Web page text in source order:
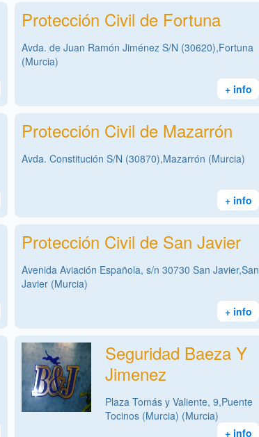
Protección Civil de Fortuna
Avda. de Juan Ramón Jiménez S/N (30620),Fortuna
(Murcia)
+ info
Protección Civil de Mazarrón
Avda. Constitución S/N (30870),Mazarrón (Murcia)
+ info
Protección Civil de San Javier
Avenida Aviación Española, s/n 30730 San Javier,San
Javier (Murcia)
+ info
Seguridad Baeza Y
Jimenez
Plaza Tomás y Valiente, 9,Puente
Tocinos (Murcia) (Murcia)
+ info